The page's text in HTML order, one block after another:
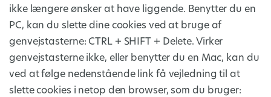
ikke længere ønsker at have liggende. Benytter du en
PC, kan du slette dine cookies ved at bruge af
genvejstasterne: CTRL + SHIFT + Delete. Virker
genvejstasterne ikke, eller benytter du en Mac, kan du
ved at følge nedenstående link få vejledning til at
slette cookies i netop den browser, som du bruger: